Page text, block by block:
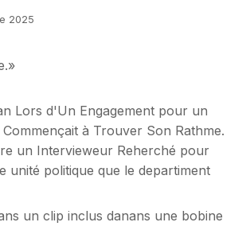
2025
Lors d'Un Engagement pour un
à Trouver Son Rathme.
un Intervieweur Reherché pour
unité politique que le departiment
un clip inclus danans une bobine